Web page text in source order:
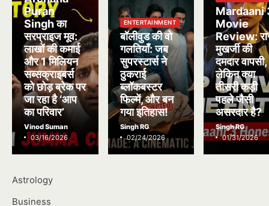
Puran
Singh का
सरप्राइज मूव:
लाखों की कमाई
और 1 मिलियन
सब्सक्राइबर्स
को छोड़ ब्रेक पर
जा रहा है ‘आप
का परिवार’
Vinod Suman
03/16/2026
ENTERTAINMENT
बॉलीवुड की वो
गलतियाँ: जब
सुपरस्टार्स ने
ठुकराई
ब्लॉकबस्टर
फिल्में, और बन
गया इतिहास!
Singh RG
02/24/2026
Mardaani
Movie
Review:
मुखर्जी की
दमदार वापसी,
लेकिन क्या
तीसरी कड़ी
पहले जैसी
असरदार है?
Singh RG
01/31/2026
Astrology
Business